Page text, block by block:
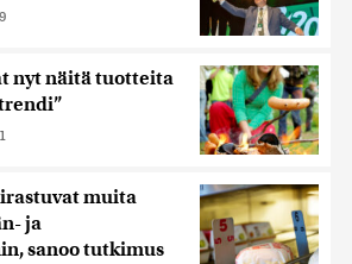
nyt näitä tuotteita
muita
ja
sanoo tutkimus